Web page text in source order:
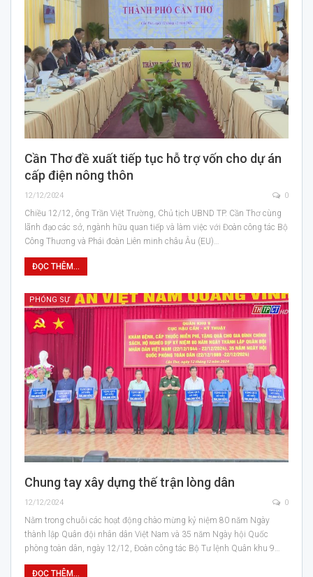
Cần Thơ đề xuất tiếp tục hỗ trợ vốn cho dự án
cấp điện nông thôn
12/12/2024 0
Chiều 12/12, ông Trần Việt Trường, Chủ tịch UBND TP. Cần Thơ cùng
lãnh đạo các sở, ngành hữu quan tiếp và làm việc với Đoàn công tác Bộ
Công Thương và Phái đoàn Liên minh châu Âu (EU)…
ĐỌC THÊM...
PHÓNG SỰ
Chung tay xây dựng thế trận lòng dân
12/12/2024 0
Nằm trong chuỗi các hoạt động chào mừng kỷ niệm 80 năm Ngày
thành lập Quân đội nhân dân Việt Nam và 35 năm Ngày hội Quốc
phòng toàn dân, ngày 12/12, Đoàn công tác Bộ Tư lệnh Quân khu 9…
ĐỌC THÊM...